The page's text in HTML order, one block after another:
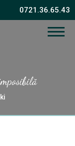
0721.36.65.43